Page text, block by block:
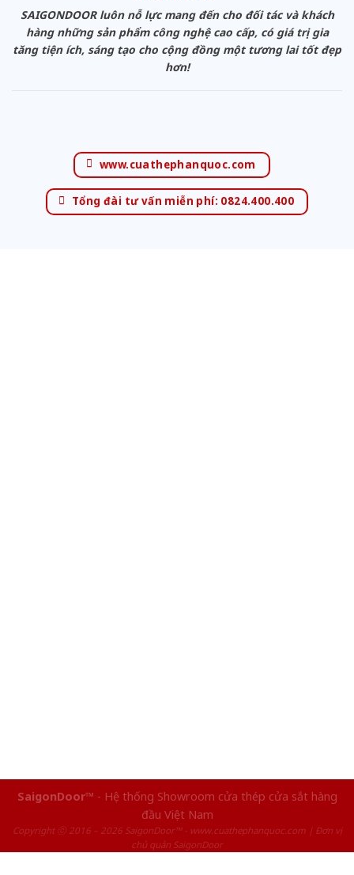
SAIGONDOOR luôn nỗ lực mang đến cho đối tác và khách
hàng những sản phẩm công nghệ cao cấp, có giá trị gia
tăng tiện ích, sáng tạo cho cộng đồng một tương lai tốt đẹp
hơn!
www.cuathephanquoc.com
Tổng đài tư vấn miễn phí: 0824.400.400
SaigonDoor™ - Hệ thống Showroom cửa thép cửa sắt hàng
đầu Việt Nam
Copyright ⓒ 2016 – 2026 SaigonDoor™ - www.cuathephanquoc.com | Đơn vị
chủ quản SaigonDoor